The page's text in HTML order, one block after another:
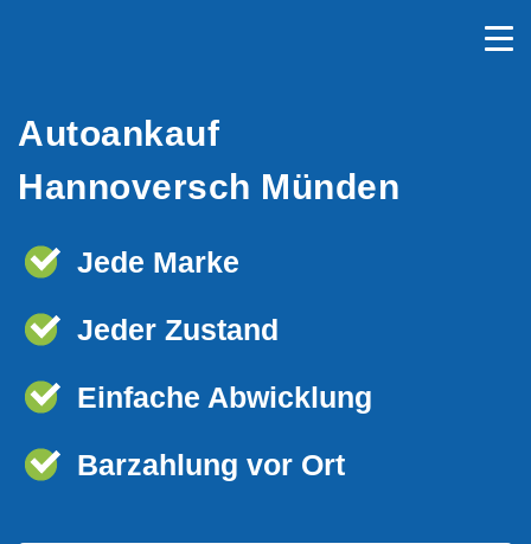
Autoankauf
Hannoversch Münden
Jede Marke
Jeder Zustand
Einfache Abwicklung
Barzahlung vor Ort